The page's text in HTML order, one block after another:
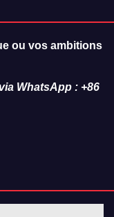
ou vos ambitions
WhatsApp : +86